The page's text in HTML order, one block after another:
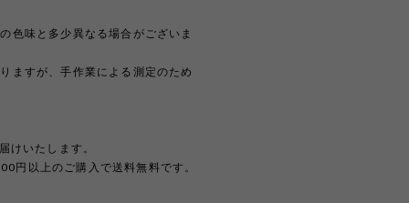
色味と多少異なる場合がございま
ますが、手作業による測定のため
けいたします。
円以上のご購入で送料無料です。